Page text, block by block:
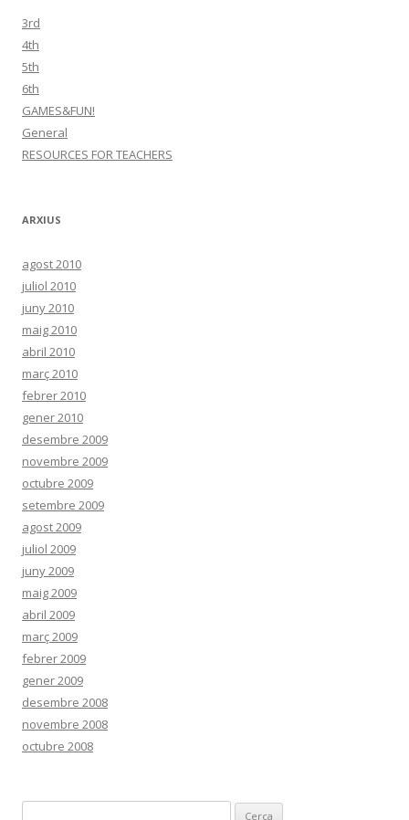
3rd
4th
5th
6th
GAMES&FUN!
General
RESOURCES FOR TEACHERS
ARXIUS
agost 2010
juliol 2010
juny 2010
maig 2010
abril 2010
març 2010
febrer 2010
gener 2010
desembre 2009
novembre 2009
octubre 2009
setembre 2009
agost 2009
juliol 2009
juny 2009
maig 2009
abril 2009
març 2009
febrer 2009
gener 2009
desembre 2008
novembre 2008
octubre 2008